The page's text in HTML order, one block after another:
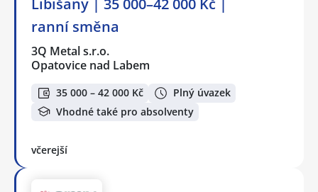
Libišany | 35 000–42 000 Kč |
ranní směna
3Q Metal s.r.o.
Opatovice nad Labem
35 000 – 42 000 Kč
Plný úvazek
Vhodné také pro absolventy
včerejší